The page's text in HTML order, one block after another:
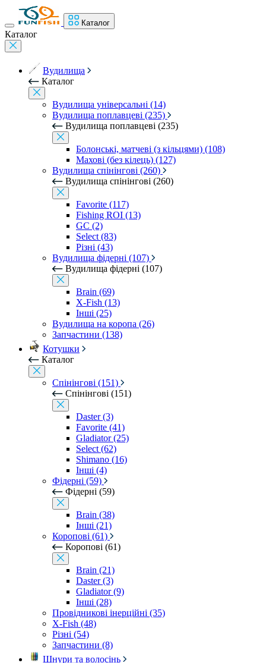
Каталог
Каталог
Вудилища
Каталог
Вудилища універсальні (14)
Вудилища поплавцеві (235)
Вудилища поплавцеві (235)
Болонські, матчеві (з кільцями) (108)
Махові (без кілець) (127)
Вудилища спінінгові (260)
Вудилища спінінгові (260)
Favorite (117)
Fishing ROI (13)
GC (2)
Select (83)
Різні (43)
Вудилища фідерні (107)
Вудилища фідерні (107)
Brain (69)
X-Fish (13)
Інші (25)
Вудилища на коропа (26)
Запчастини (138)
Котушки
Каталог
Спінінгові (151)
Спінінгові (151)
Daster (3)
Favorite (41)
Gladiator (25)
Select (62)
Shimano (16)
Інші (4)
Фідерні (59)
Фідерні (59)
Brain (38)
Інші (21)
Коропові (61)
Коропові (61)
Brain (21)
Daster (3)
Gladiator (9)
Інші (28)
Провідникові інерційні (35)
X-Fish (48)
Різні (54)
Запчастини (8)
Шнури та волосінь